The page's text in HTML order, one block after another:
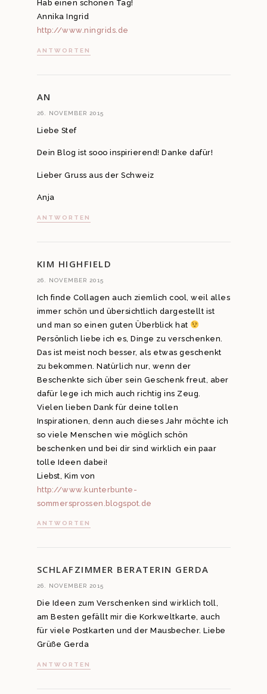
Hab einen schönen Tag!
Annika Ingrid
http://www.ningrids.de
ANTWORTEN
AN
26. NOVEMBER 2015
Liebe Stef
Dein Blog ist sooo inspirierend! Danke dafür!
Lieber Gruss aus der Schweiz
Anja
ANTWORTEN
KIM HIGHFIELD
26. NOVEMBER 2015
Ich finde Collagen auch ziemlich cool, weil alles
immer schön und übersichtlich dargestellt ist
und man so einen guten Überblick hat
Persönlich liebe ich es, Dinge zu verschenken.
Das ist meist noch besser, als etwas geschenkt
zu bekommen. Natürlich nur, wenn der
Beschenkte sich über sein Geschenk freut, aber
dafür lege ich mich auch richtig ins Zeug.
Vielen lieben Dank für deine tollen
Inspirationen, denn auch dieses Jahr möchte ich
so viele Menschen wie möglich schön
beschenken und bei dir sind wirklich ein paar
tolle Ideen dabei!
Liebst, Kim von
http://www.kunterbunte-
sommersprossen.blogspot.de
ANTWORTEN
SCHLAFZIMMER BERATERIN GERDA
26. NOVEMBER 2015
Die Ideen zum Verschenken sind wirklich toll,
am Besten gefällt mir die Korkweltkarte, auch
für viele Postkarten und der Mausbecher. Liebe
Grüße Gerda
ANTWORTEN